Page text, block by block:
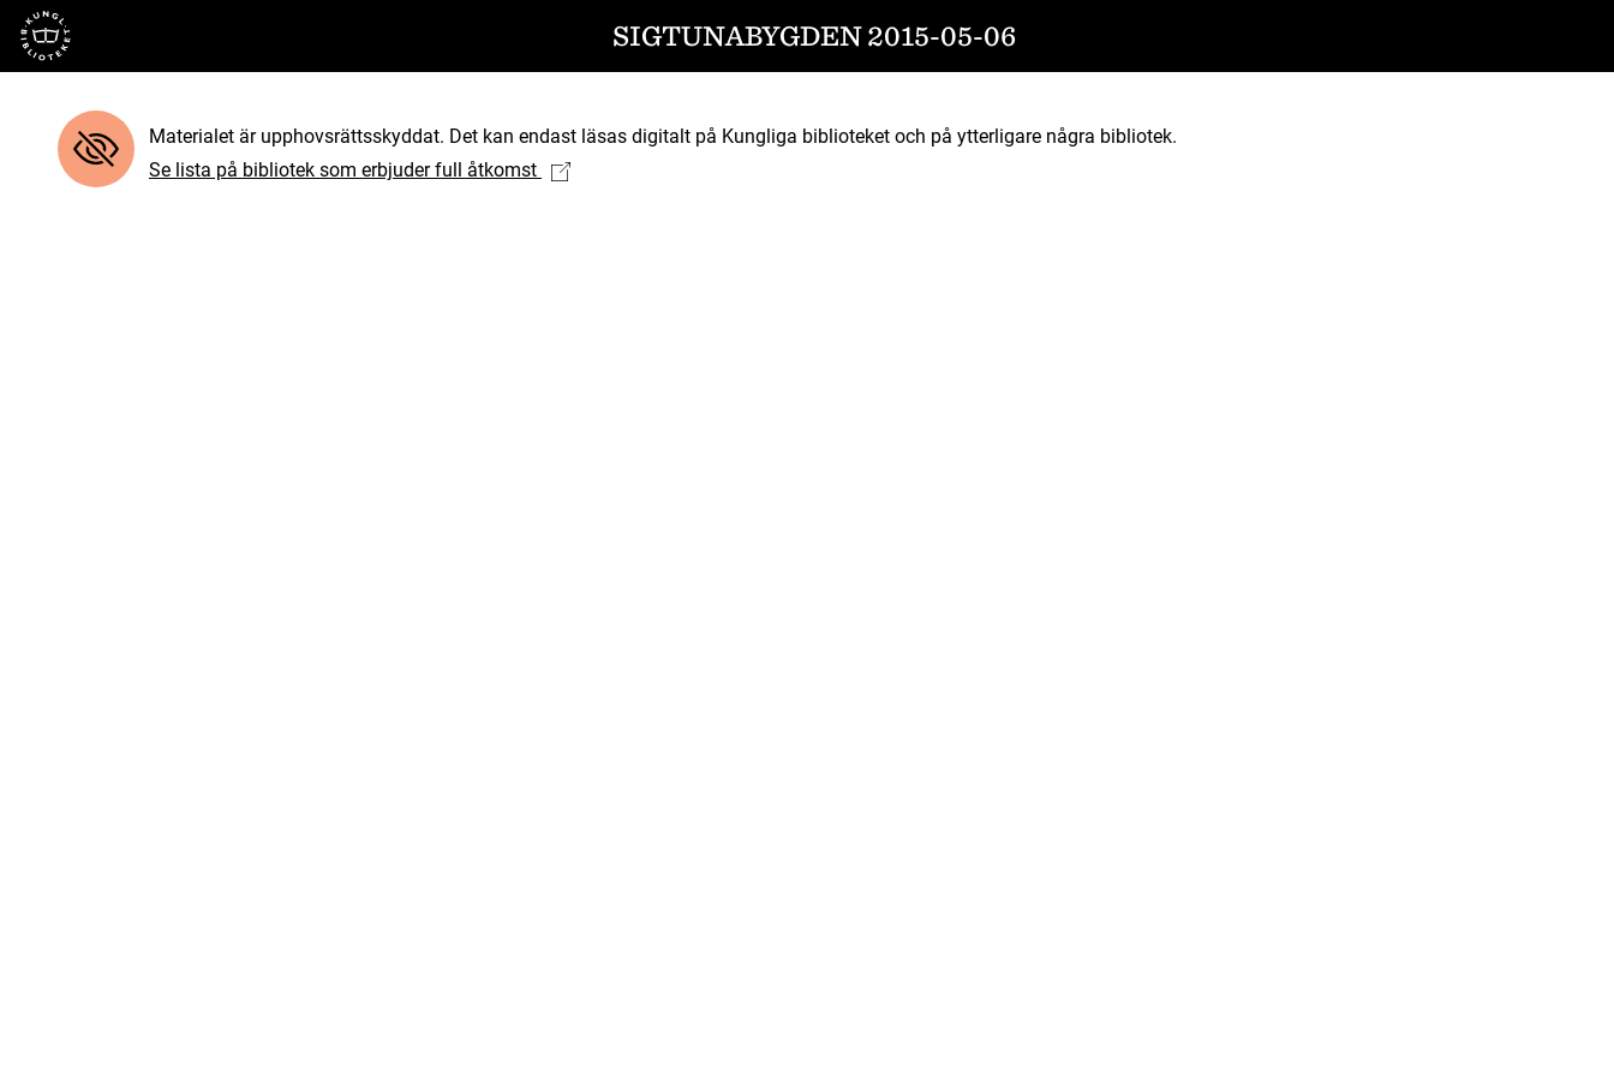
Till startsidan SIGTUNABYGDEN 2015-05-06
Materialet är upphovsrättsskyddat. Det kan endast läsas digitalt på Kungliga biblioteket och på ytterligare några bibliotek.
Se lista på bibliotek som erbjuder full åtkomst